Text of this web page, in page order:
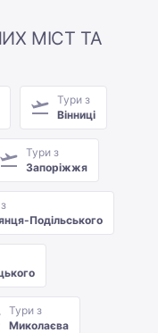
МІСТ ТА
Тури з
Вінниці
Тури з
Запоріжжя
Подільського
Тури з
Миколаєва